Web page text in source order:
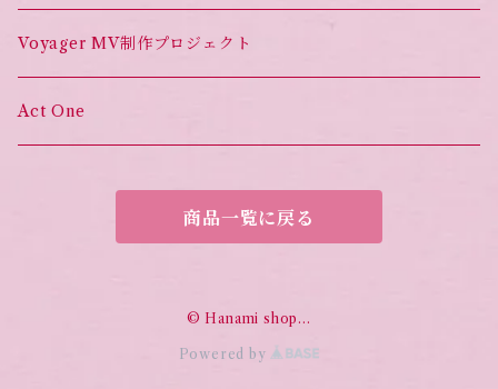
Voyager MV制作プロジェクト
Act One
商品一覧に戻る
© Hanami shop…
Powered by